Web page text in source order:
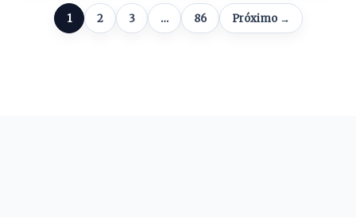
1 2 3 … 86 Próximo →